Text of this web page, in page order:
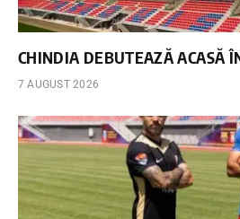
CHINDIA DEBUTEAZĂ ACASĂ
7 AUGUST 2026